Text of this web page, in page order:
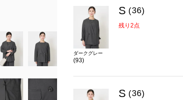
残り3点
ダークグレー
(93)
S (36)
残り2点
S (36)